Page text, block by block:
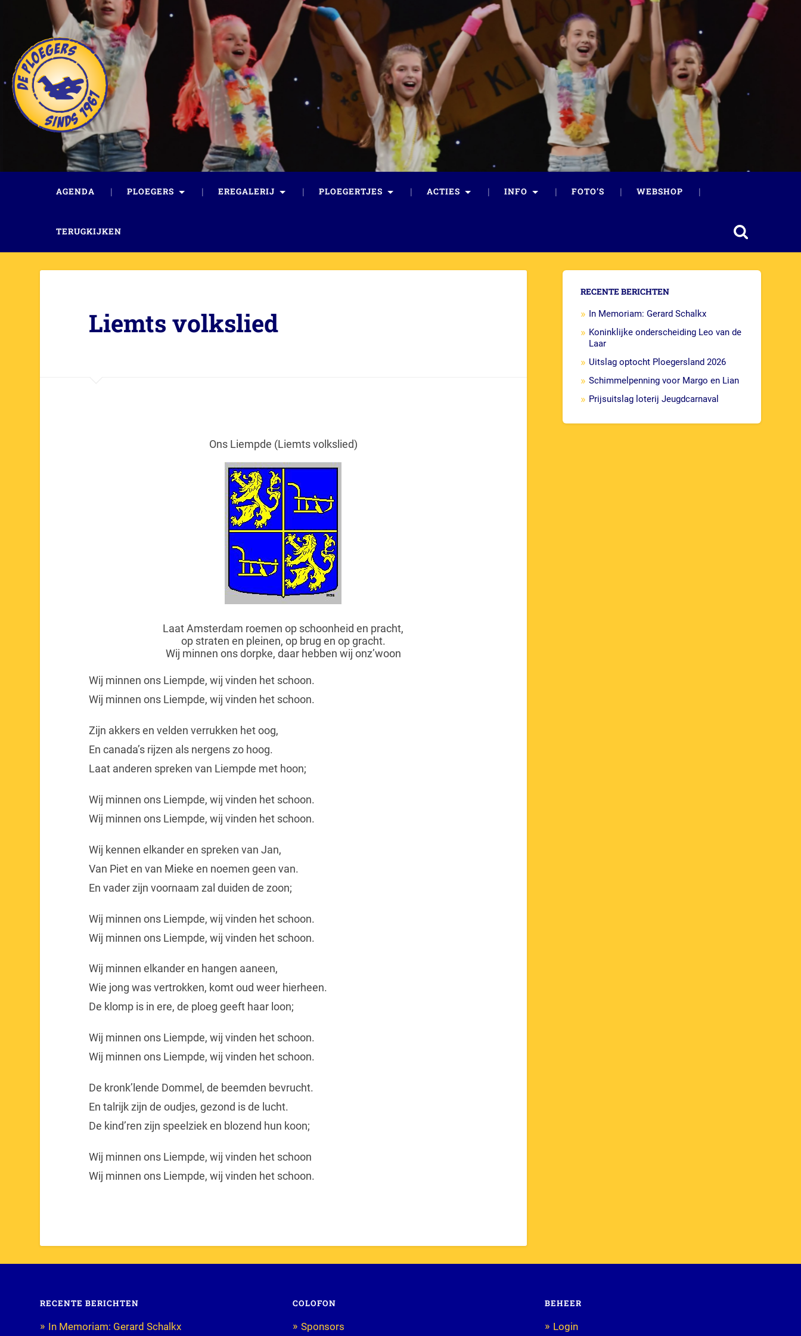
AGENDA PLOEGERS EREGALERIJ PLOEGERTJES ACTIES INFO FOTO’S WEBSHOP
TERUGKIJKEN
Liemts volkslied
Ons Liempde (Liemts volkslied)
Laat Amsterdam roemen op schoonheid en pracht,
op straten en pleinen, op brug en op gracht.
Wij minnen ons dorpke, daar hebben wij onz’woon
Wij minnen ons Liempde, wij vinden het schoon.
Wij minnen ons Liempde, wij vinden het schoon.
Zijn akkers en velden verrukken het oog,
En canada’s rijzen als nergens zo hoog.
Laat anderen spreken van Liempde met hoon;
Wij minnen ons Liempde, wij vinden het schoon.
Wij minnen ons Liempde, wij vinden het schoon.
Wij kennen elkander en spreken van Jan,
Van Piet en van Mieke en noemen geen van.
En vader zijn voornaam zal duiden de zoon;
Wij minnen ons Liempde, wij vinden het schoon.
Wij minnen ons Liempde, wij vinden het schoon.
Wij minnen elkander en hangen aaneen,
Wie jong was vertrokken, komt oud weer hierheen.
De klomp is in ere, de ploeg geeft haar loon;
Wij minnen ons Liempde, wij vinden het schoon.
Wij minnen ons Liempde, wij vinden het schoon.
De kronk’lende Dommel, de beemden bevrucht.
En talrijk zijn de oudjes, gezond is de lucht.
De kind’ren zijn speelziek en blozend hun koon;
Wij minnen ons Liempde, wij vinden het schoon
Wij minnen ons Liempde, wij vinden het schoon.
RECENTE BERICHTEN
In Memoriam: Gerard Schalkx
Koninklijke onderscheiding Leo van de
Laar
Uitslag optocht Ploegersland 2026
Schimmelpenning voor Margo en Lian
Prijsuitslag loterij Jeugdcarnaval
RECENTE BERICHTEN
In Memoriam: Gerard Schalkx
COLOFON
Sponsors
BEHEER
Login